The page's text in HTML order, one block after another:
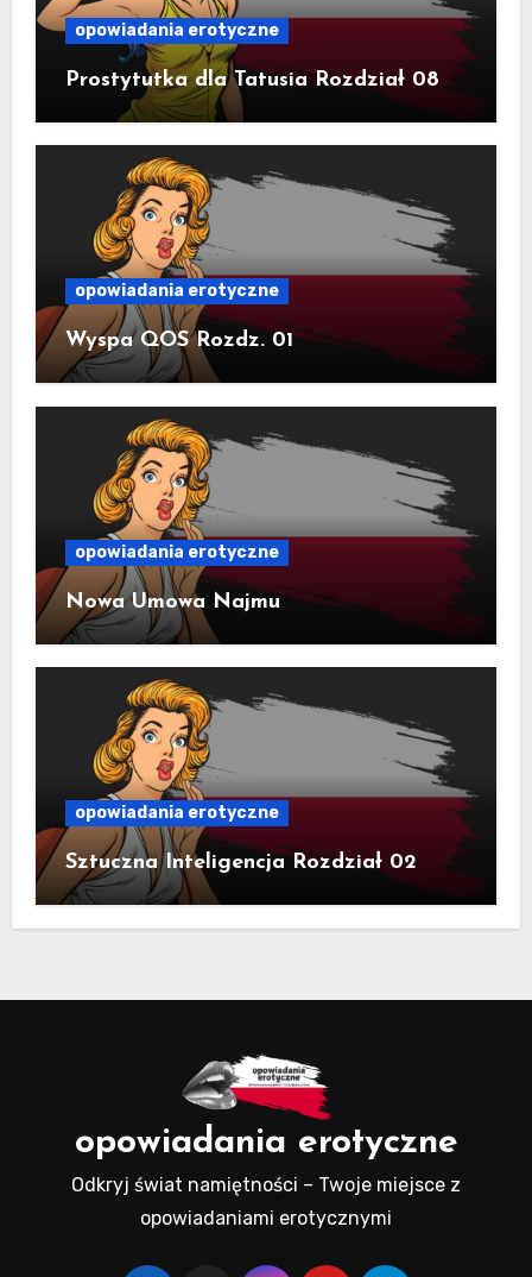
opowiadania erotyczne
Prostytutka dla Tatusia Rozdział 08
opowiadania erotyczne
Wyspa QOS Rozdz. 01
opowiadania erotyczne
Nowa Umowa Najmu
opowiadania erotyczne
Sztuczna Inteligencja Rozdział 02
opowiadania erotyczne
Odkryj świat namiętności – Twoje miejsce z
opowiadaniami erotycznymi